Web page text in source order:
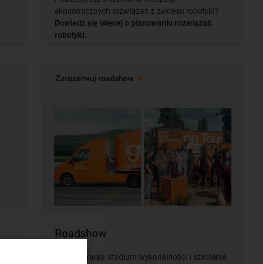
ekonomicznych rozwiązań z zakresu robotyki?
Dowiedz się więcej o planowaniu rozwiązań
robotyki.
Roadshow
Demonstracja, studium wykonalności i szkolenie
Zarezerwuj roadshow